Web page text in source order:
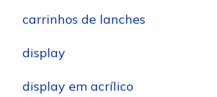
carrinhos de lanches
display
display em acrílico